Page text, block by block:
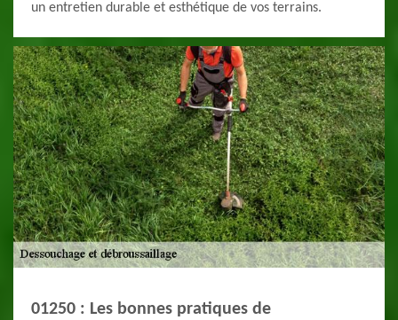
un entretien durable et esthétique de vos terrains.
01250 : Les bonnes pratiques de